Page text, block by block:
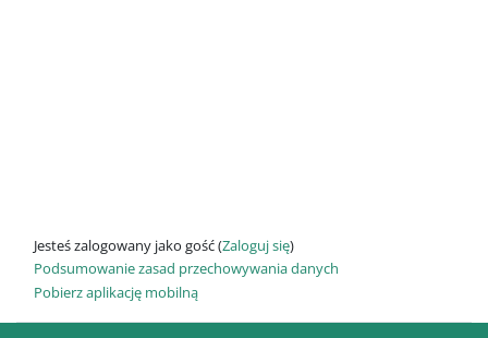
Jesteś zalogowany jako gość (Zaloguj się)
Podsumowanie zasad przechowywania danych
Pobierz aplikację mobilną